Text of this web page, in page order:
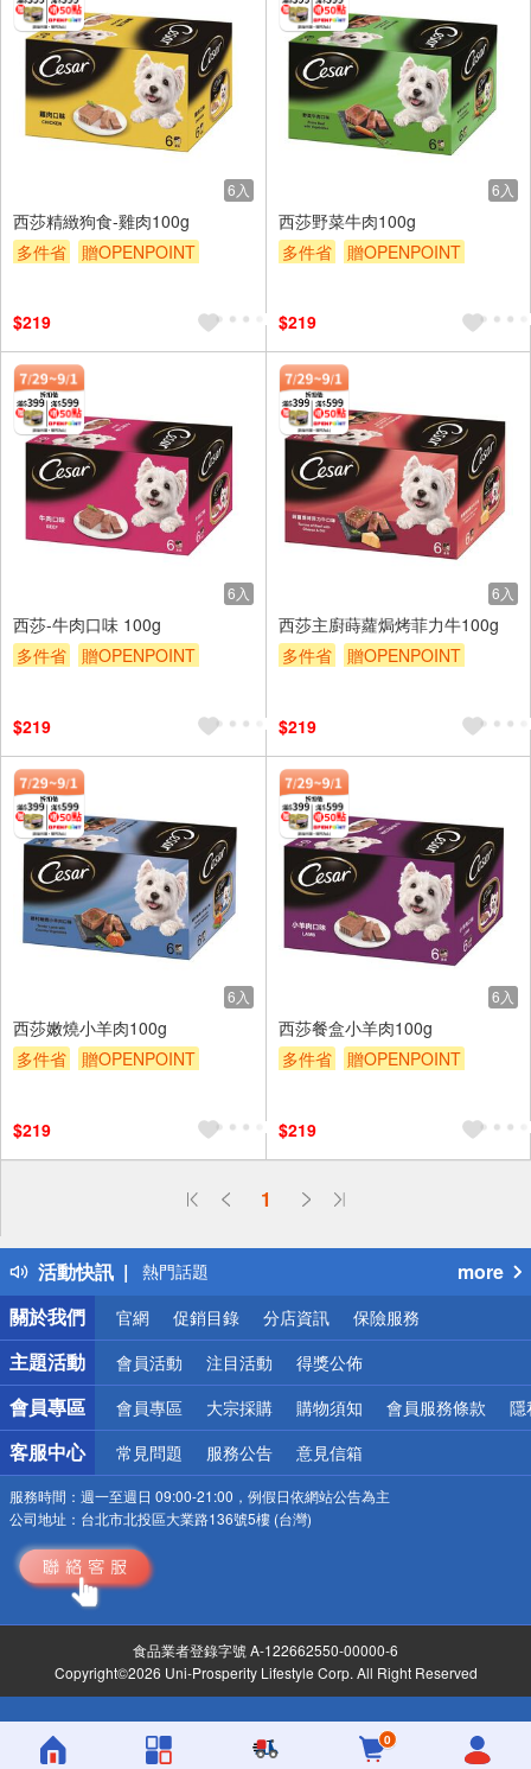
6入
西莎精緻狗食-雞肉100g
多件省
贈OPENPOINT
$219
6入
西莎野菜牛肉100g
多件省
贈OPENPOINT
$219
6入
西莎-牛肉口味 100g
多件省
贈OPENPOINT
$219
6入
西莎主廚蒔蘿焗烤菲力牛100g
多件省
贈OPENPOINT
$219
6入
西莎嫩燒小羊肉100g
多件省
贈OPENPOINT
$219
6入
西莎餐盒小羊肉100g
多件省
贈OPENPOINT
$219
1
活動快訊
偏遠地區配送
得獎公告
熱門話題
銀行優惠
偏遠地區配送
詐騙網頁！請小心！
more
關於我們
官網 促銷目錄 分店資訊 保險服務
主題活動 會員活動 注目活動 得獎公佈
會員專區 會員專區 大宗採購 購物須知 會員服務條款 隱
客服中心 常見問題 服務公告 意見信箱
服務時間： 週一至週日 09:00-21:00，例假日依網站公告為主
公司地址： 台北市北投區大業路136號5樓 (台灣)
食品業者登錄字號 A-122662550-00000-6
Copyright©2026 Uni-Prosperity Lifestyle Corp. All Right Reserved
0